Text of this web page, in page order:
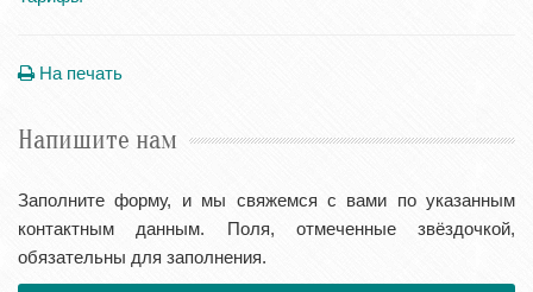
На печать
Напишите нам
Заполните форму, и мы свяжемся с вами по указанным
контактным данным. Поля, отмеченные звёздочкой,
обязательны для заполнения.